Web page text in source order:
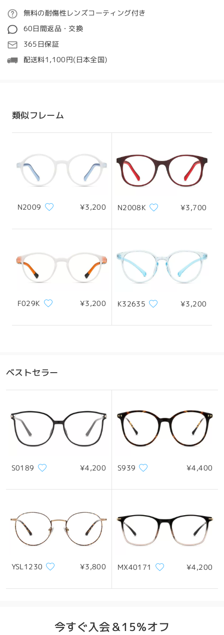
el marco es muy firme! a mi hija le encanta que
cambie de color, lo hace muy divertido para ella
usarlos!!!!!!
レビューを書く
質問する
ご注文
処理時間
5-7営業日
詳細
配送時間
配送
無料の耐傷性レンズコーティング付き
60日間返品・交換
365日保証
配送料1,100円(日本全国)
類似フレーム
N2009 ¥3,200 N2008K ¥3,700
F029K ¥3,200 K32635 ¥3,200
ベストセラー
S0189 ¥4,200 S939 ¥4,400
YSL1230 ¥3,800 MX40171 ¥4,200
今すぐ入会＆15％オフ